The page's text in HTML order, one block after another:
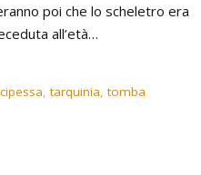
poi che lo scheletro era
all’età…
, tarquinia, tomba